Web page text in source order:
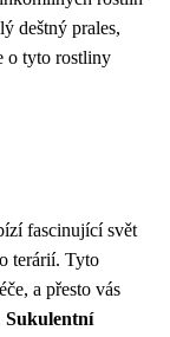
deštný prales,
o tyto rostliny
fascinující svět
terárií. Tyto
a přesto vás
Sukulentní